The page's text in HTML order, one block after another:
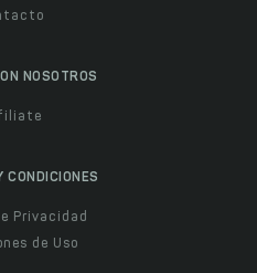
NOSOTROS
CONDICIONES
Privacidad
de Uso